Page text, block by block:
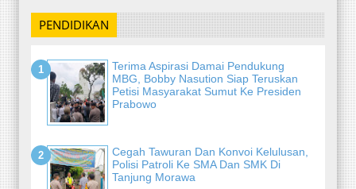
PENDIDIKAN
Terima Aspirasi Damai Pendukung
MBG, Bobby Nasution Siap Teruskan
Petisi Masyarakat Sumut Ke Presiden
Prabowo
Cegah Tawuran Dan Konvoi Kelulusan,
Polisi Patroli Ke SMA Dan SMK Di
Tanjung Morawa